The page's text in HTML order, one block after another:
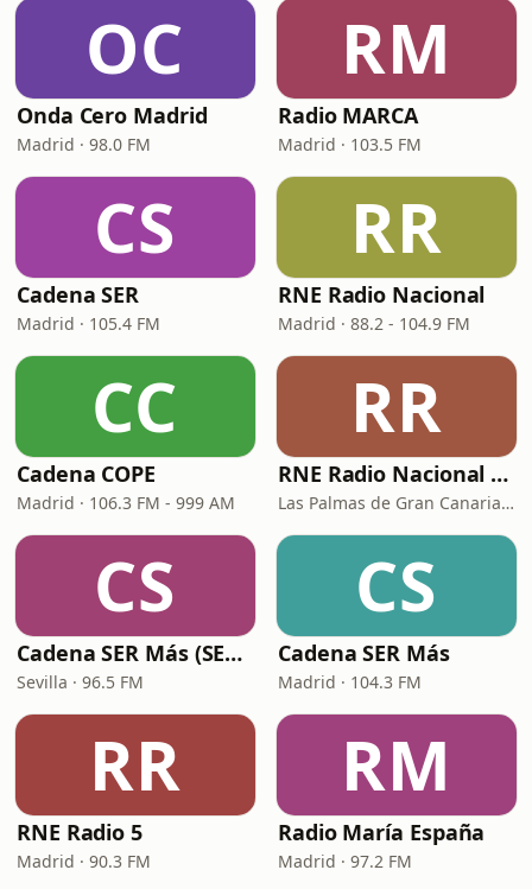
OC
Onda Cero Madrid
Madrid · 98.0 FM
RM
Radio MARCA
Madrid · 103.5 FM
CS
Cadena SER
Madrid · 105.4 FM
RR
RNE Radio Nacional
Madrid · 88.2 - 104.9 FM
CC
Cadena COPE
Madrid · 106.3 FM - 999 AM
RR
RNE Radio Nacional - Canarias
Las Palmas de Gran Canaria · 92.8 FM
CS
Cadena SER Más (SER+ Sevilla)
Sevilla · 96.5 FM
CS
Cadena SER Más
Madrid · 104.3 FM
RR
RNE Radio 5
Madrid · 90.3 FM
RM
Radio María España
Madrid · 97.2 FM